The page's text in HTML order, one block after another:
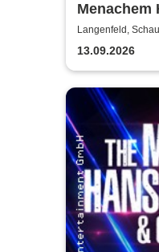
Menachem
Klassiker
Langenfeld,
13.09.2026